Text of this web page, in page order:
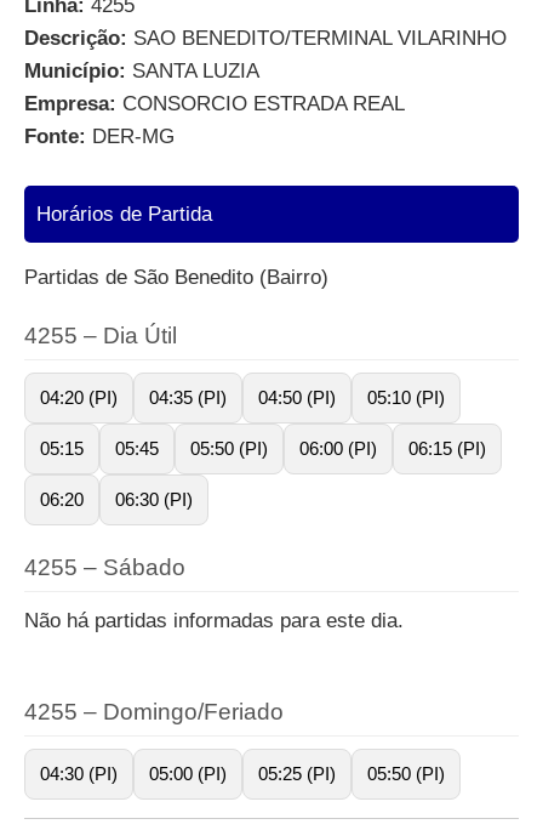
Linha: 4255
Descrição: SAO BENEDITO/TERMINAL VILARINHO
Município: SANTA LUZIA
Empresa: CONSORCIO ESTRADA REAL
Fonte: DER-MG
Horários de Partida
Partidas de São Benedito (Bairro)
4255 – Dia Útil
04:20 (PI) 04:35 (PI) 04:50 (PI) 05:10 (PI)
05:15 05:45 05:50 (PI) 06:00 (PI) 06:15 (PI)
06:20 06:30 (PI)
4255 – Sábado
Não há partidas informadas para este dia.
4255 – Domingo/Feriado
04:30 (PI) 05:00 (PI) 05:25 (PI) 05:50 (PI)